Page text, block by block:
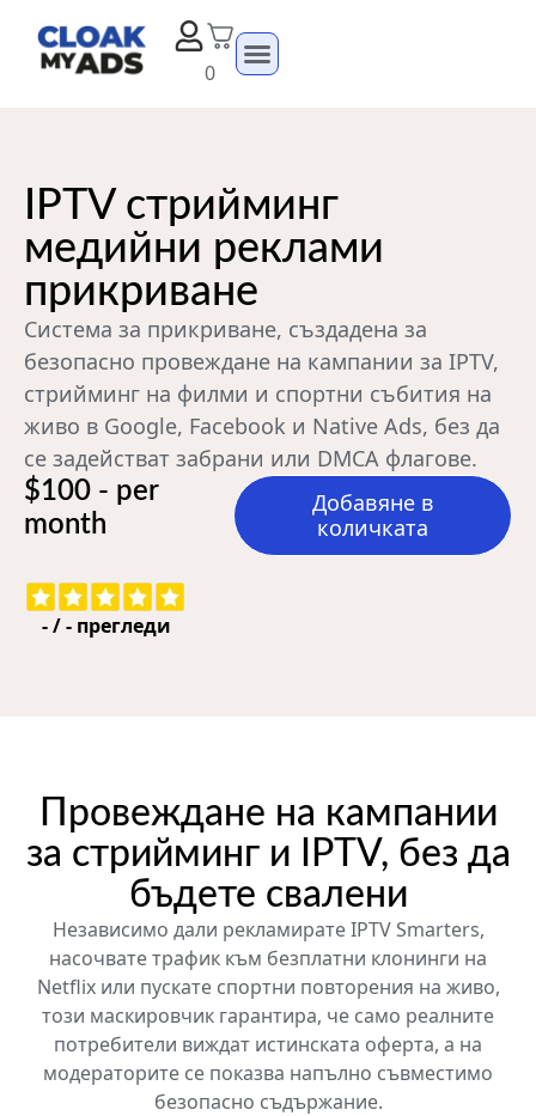
0
IPTV стрийминг
медийни реклами
прикриване
Система за прикриване, създадена за
безопасно провеждане на кампании за IPTV,
стрийминг на филми и спортни събития на
живо в Google, Facebook и Native Ads, без да
се задействат забрани или DMCA флагове.
$100 - per
month
Добавяне в
количката
-/-прегледи
Провеждане на кампании
за стрийминг и IPTV, без да
бъдете свалени
Независимо дали рекламирате IPTV Smarters,
насочвате трафик към безплатни клонинги на
Netflix или пускате спортни повторения на живо,
този маскировчик гарантира, че само реалните
потребители виждат истинската оферта, а на
модераторите се показва напълно съвместимо
безопасно съдържание.